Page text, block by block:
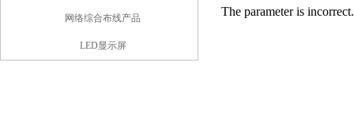
网络综合布线产品
LED显示屏